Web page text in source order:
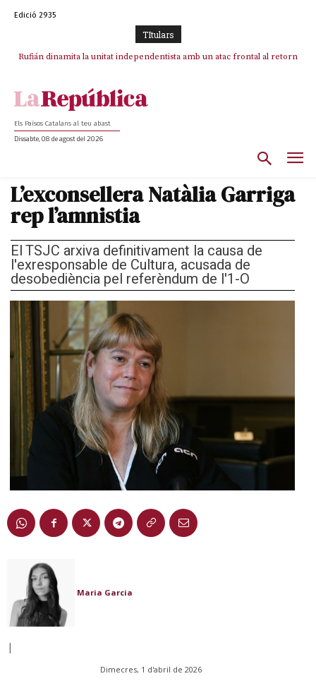
Edició 2935
TItulars
Rufián dinamita la unitat independentista amb un atac frontal al retorn
Puigdemont reivindica la transparència del seu retorn i manté el pols
Els Països Catalans al teu abast
Dissabte, 08 de agost del 2026
L’exconsellera Natàlia Garriga
rep l’amnistia
El TSJC arxiva definitivament la causa de
l'exresponsable de Cultura, acusada de
desobediència pel referèndum de l'1-O
Maria Garcia
|
Dimecres, 1 d'abril de 2026